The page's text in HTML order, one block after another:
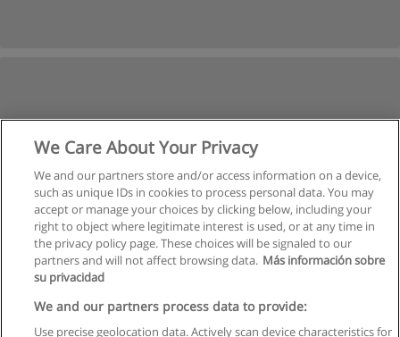
We Care About Your Privacy
We and our partners store and/or access information on a device,
such as unique IDs in cookies to process personal data. You may
accept or manage your choices by clicking below, including your
right to object where legitimate interest is used, or at any time in
the privacy policy page. These choices will be signaled to our
partners and will not affect browsing data. Más información sobre
su privacidad
We and our partners process data to provide:
Use precise geolocation data. Actively scan device characteristics for